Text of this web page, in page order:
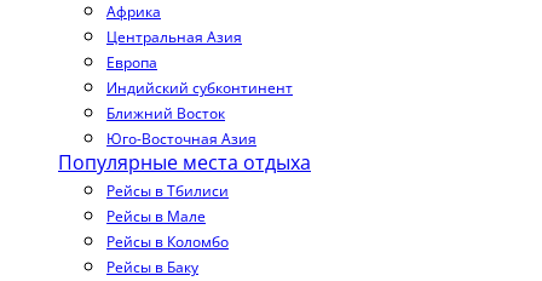
Африка
Центральная Азия
Европа
Индийский субконтинент
Ближний Восток
Юго-Восточная Азия
Популярные места отдыха
Рейсы в Тбилиси
Рейсы в Мале
Рейсы в Коломбо
Рейсы в Баку